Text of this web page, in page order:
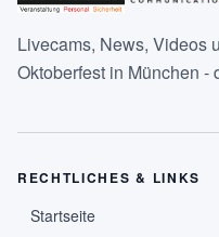
Livecams, News, Videos
Oktoberfest in München -
RECHTLICHES & LINKS
Startseite